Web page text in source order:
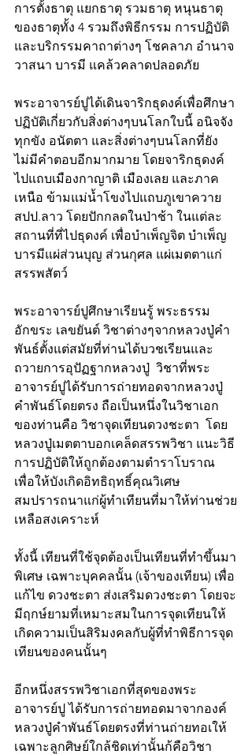
การตั้งธาตุ แยกธาตุ รวมธาตุ หนุนธาตุ
ของธาตุทั้ง 4 รวมถึงพิธีกรรม การปฏิบัติ
และบริกรรมคาถาต่างๆ โชคลาภ อำนาจ
วาสนา บารมี แคล้วคลาดปลอดภัย
พระอาจารย์ปูได้เดินจาริกธุดงค์เพื่อศึกษา
ปฏิบัติเกี่ยวกับสิ่งต่างๆบนโลกใบนี้ อนิจจัง
ทุกขัง อนัตตา และสิ่งต่างๆบนโลกที่ยัง
ไม่มีคำตอบอีกมากมาย โดยจาริกธุดงค์
ไปแถบเมืองกาญาติ เมืองเลย และภาค
เหนือ ข้ามแม่น้ำโขงไปแถบภูเขาควาย
สปป.ลาว โดยปักกลดในป่าช้า ในแต่ละ
สถานที่ที่ไปธุดงค์ เพื่อบำเพ็ญจิต บำเพ็ญ
บารมีแผ่ส่วนบุญ ส่วนกุศล แผ่เมตตาแก่
สรรพสัตว์
พระอาจารย์ปูศึกษาเรียนรู้ พระธรรม
อักขระ เลขยันต์ วิชาต่างๆจากหลวงปู่คำ
พันธ์ตั้งแต่สมัยที่ท่านได้บวชเรียนและ
ถวายการอุปัฏฐากหลวงปู่  วิชาที่พระ
อาจารย์ปูได้รับการถ่ายทอดจากหลวงปู่
คำพันธ์โดยตรง ถือเป็นหนึ่งในวิชาเอก
ของท่านคือ วิชาจุดเทียนดวงชะตา  โดย
หลวงปู่เมตตาบอกเคล็ดสรรพวิชา แนะวิธี
การปฏิบัติให้ถูกต้องตามตำราโบราณ
เพื่อให้บังเกิดอิทธิฤทธิ์คุณวิเศษ
สมปรารถนาแก่ผู้ทำเทียนที่มาให้ท่านช่วย
เหลือสงเคราะห์
ทั้งนี้ เทียนที่ใช้จุดต้องเป็นเทียนที่ทำขึ้นมา
พิเศษ เฉพาะบุคคลนั้น (เจ้าของเทียน) เพื่อ
แก้ไข ดวงชะตา ส่งเสริมดวงชะตา โดยจะ
มีฤกษ์ยามที่เหมาะสมในการจุดเทียนให้
เกิดความเป็นสิริมงคลกับผู้ที่ทำพิธีการจุด
เทียนของคนนั้นๆ
อีกหนึ่งสรรพวิชาเอกที่สุดของพระ
อาจารย์ปู ได้รับการถ่ายทอดมาจากองค์
หลวงปู่คำพันธ์โดยตรงที่ท่านถ่ายทอเให้
เฉพาะลูกศิษย์ใกล้ชิดเท่านั้นก้คือวิชา